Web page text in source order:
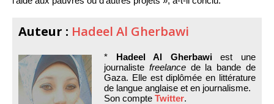
Auteur : Hadeel Al Gherbawi
* Hadeel Al Gherbawiest une
journaliste freelancede la bande de
Gaza. Elle est diplômée en littérature
de langue anglaise et en journalisme.
Son compte Twitter.